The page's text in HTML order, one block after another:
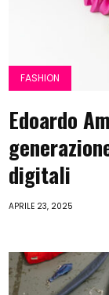
FASHION
Edoardo
digitali
APRILE 23, 2025